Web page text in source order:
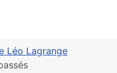
Léo Lagrange